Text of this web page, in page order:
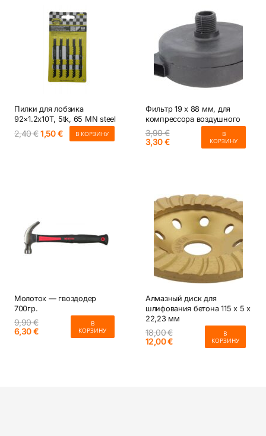
Пилки для лобзика
92×1.2x10T, 5tk, 65 MN steel
2,40€Первоначальная
цена
1,50€Текущая
цена:
В КОРЗИНУ
Фильтр 19 x 88 мм, для
компрессора воздушного
3,90€
Первоначальная
цена
3,30€Текущая
В
КОРЗИНУ
Молоток — гвоздодер
700гр.
9,90€
Первоначальная
цена
6,30€Текущая
В
КОРЗИНУ
Алмазный диск для
шлифования бетона 115 x 5 x
22,23 мм
18,00€
Первоначальная
цена
12,00€Текущая
В
КОРЗИНУ